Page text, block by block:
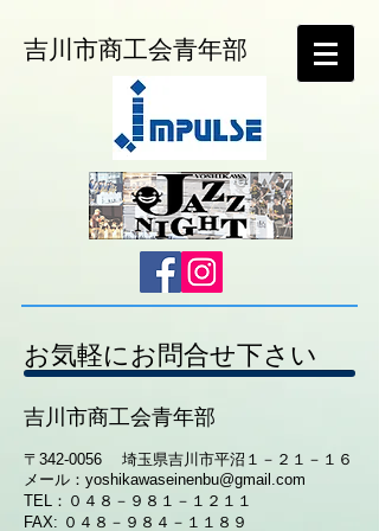
​吉川市商工会青年部
お気軽にお問合せ下さい
吉川市商工会青年部
〒342-0056 埼玉県吉川市平沼１－２１－１６
メール： yoshikawaseinenbu@gmail.com
TEL：０４８－９８１－１２１１
FAX: ０４８－９８４－１１８９